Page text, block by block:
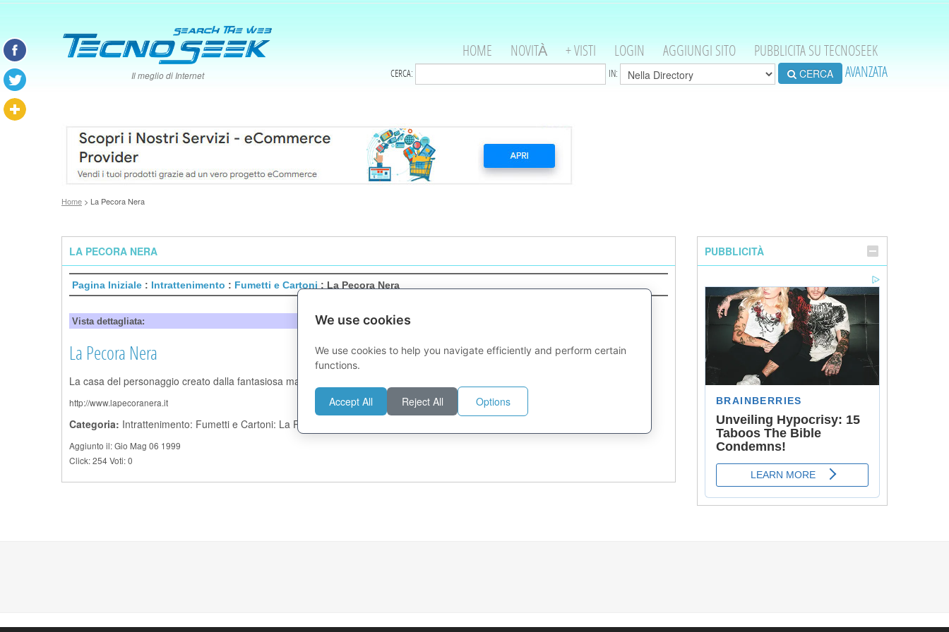
Il meglio di Internet
HOME NOVITÀ + VISTI LOGIN AGGIUNGI SITO PUBBLICITA SU TECNOSEEK
CERCA: IN: CERCA AVANZATA
Home > La Pecora Nera
LA PECORA NERA
Pagina Iniziale : Intrattenimento : Fumetti e Cartoni : La Pecora Nera
Vista dettagliata:
La Pecora Nera
La casa del personaggio creato dalla fantasiosa matita di Andrea Valente.
http://www.lapecoranera.it
Categoria: Intrattenimento: Fumetti e Cartoni: La Pecora Nera
Aggiunto il: Gio Mag 06 1999
Click: 254 Voti: 0
PUBBLICITÀ
We use cookies
We use cookies to help you navigate efficiently and perform certain
functions.
Accept All Reject All Options